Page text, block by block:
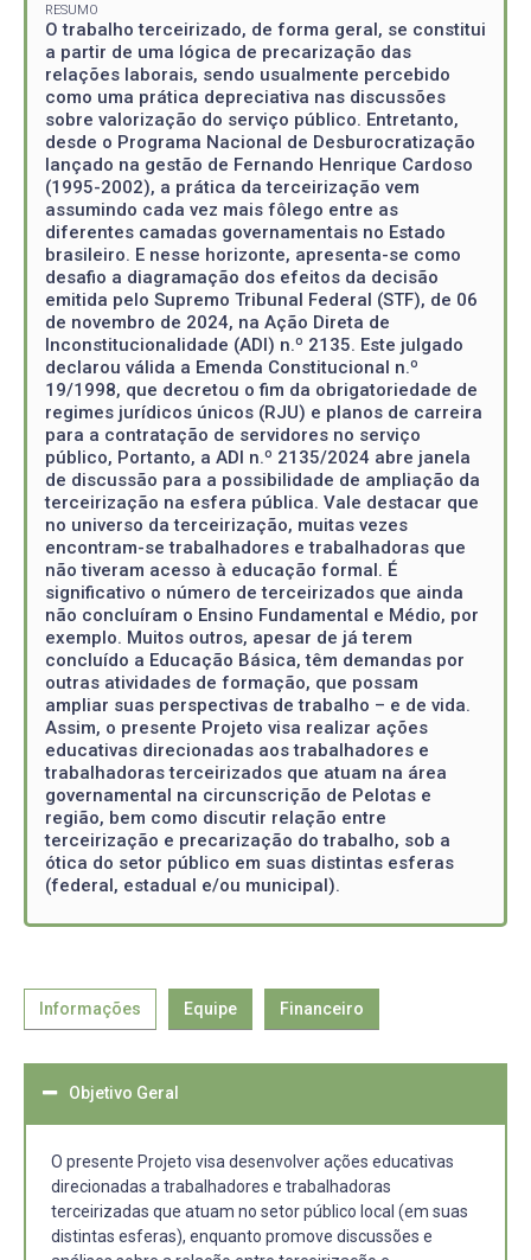
RESUMO
O trabalho terceirizado, de forma geral, se constitui
a partir de uma lógica de precarização das
relações laborais, sendo usualmente percebido
como uma prática depreciativa nas discussões
sobre valorização do serviço público. Entretanto,
desde o Programa Nacional de Desburocratização
lançado na gestão de Fernando Henrique Cardoso
(1995-2002), a prática da terceirização vem
assumindo cada vez mais fôlego entre as
diferentes camadas governamentais no Estado
brasileiro. E nesse horizonte, apresenta-se como
desafio a diagramação dos efeitos da decisão
emitida pelo Supremo Tribunal Federal (STF), de 06
de novembro de 2024, na Ação Direta de
Inconstitucionalidade (ADI) n.º 2135. Este julgado
declarou válida a Emenda Constitucional n.º
19/1998, que decretou o fim da obrigatoriedade de
regimes jurídicos únicos (RJU) e planos de carreira
para a contratação de servidores no serviço
público, Portanto, a ADI n.º 2135/2024 abre janela
de discussão para a possibilidade de ampliação da
terceirização na esfera pública. Vale destacar que
no universo da terceirização, muitas vezes
encontram-se trabalhadores e trabalhadoras que
não tiveram acesso à educação formal. É
significativo o número de terceirizados que ainda
não concluíram o Ensino Fundamental e Médio, por
exemplo. Muitos outros, apesar de já terem
concluído a Educação Básica, têm demandas por
outras atividades de formação, que possam
ampliar suas perspectivas de trabalho – e de vida.
Assim, o presente Projeto visa realizar ações
educativas direcionadas aos trabalhadores e
trabalhadoras terceirizados que atuam na área
governamental na circunscrição de Pelotas e
região, bem como discutir relação entre
terceirização e precarização do trabalho, sob a
ótica do setor público em suas distintas esferas
(federal, estadual e/ou municipal).
Informações Equipe Financeiro
Objetivo Geral
O presente Projeto visa desenvolver ações educativas
direcionadas a trabalhadores e trabalhadoras
terceirizadas que atuam no setor público local (em suas
distintas esferas), enquanto promove discussões e